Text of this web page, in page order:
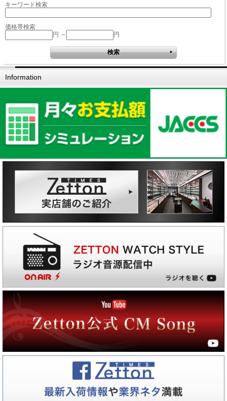
キーワード検索
価格帯検索
円 ～
円
Information